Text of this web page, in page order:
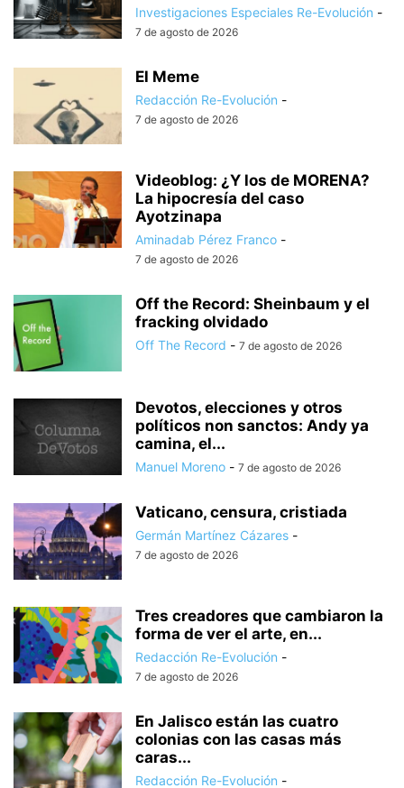
Investigaciones Especiales Re-Evolución -
7 de agosto de 2026
El Meme
Redacción Re-Evolución -
7 de agosto de 2026
Videoblog: ¿Y los de MORENA?
La hipocresía del caso
Ayotzinapa
Aminadab Pérez Franco -
7 de agosto de 2026
Off the Record: Sheinbaum y el
fracking olvidado
Off The Record - 7 de agosto de 2026
Devotos, elecciones y otros
políticos non sanctos: Andy ya
camina, el...
Manuel Moreno - 7 de agosto de 2026
Vaticano, censura, cristiada
Germán Martínez Cázares -
7 de agosto de 2026
Tres creadores que cambiaron la
forma de ver el arte, en...
Redacción Re-Evolución -
7 de agosto de 2026
En Jalisco están las cuatro
colonias con las casas más
caras...
Redacción Re-Evolución -